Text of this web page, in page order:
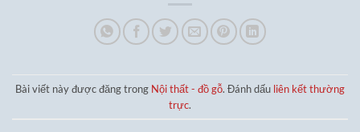
Bài viết này được đăng trong Nội thất - đồ gỗ. Đánh dấu liên kết thường
trực.